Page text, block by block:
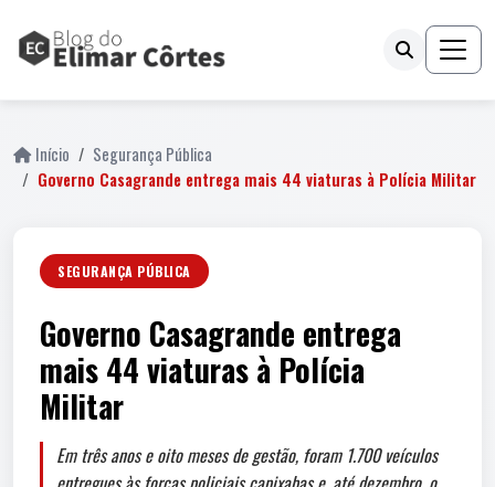
Início
Segurança Pública
Governo Casagrande entrega mais 44 viaturas à Polícia Militar
SEGURANÇA PÚBLICA
Governo Casagrande entrega
mais 44 viaturas à Polícia
Militar
Em três anos e oito meses de gestão, foram 1.700 veículos